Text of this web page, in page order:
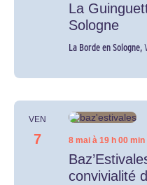
La
Sologne
La Borde en Sologne,
VEN
7 8 mai à 19 h 00 min
convivialité